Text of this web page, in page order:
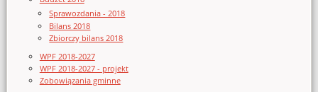
Sprawozdania - 2018
Bilans 2018
Zbiorczy bilans 2018
WPF 2018-2027
WPF 2018-2027 - projekt
Zobowiązania gminne